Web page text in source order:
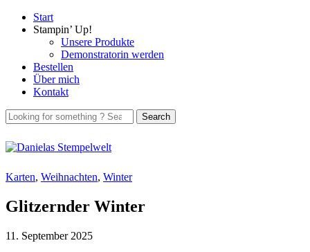
Start
Stampin’ Up!
Unsere Produkte
Demonstratorin werden
Bestellen
Über mich
Kontakt
Karten, Weihnachten, Winter
Glitzernder Winter
11. September 2025